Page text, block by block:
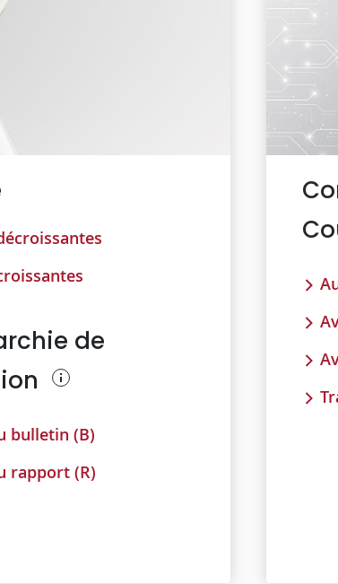
de
bulletin (B)
rapport (R)